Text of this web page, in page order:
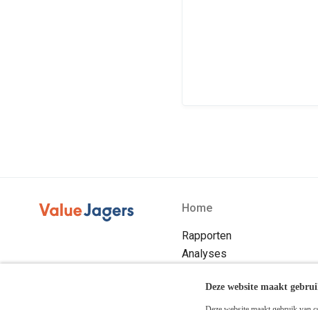
Home
Rapporten
Analyses
Over onsDeze website maakt